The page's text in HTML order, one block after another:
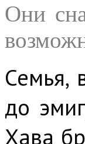
Они
Семья,
до
Хава